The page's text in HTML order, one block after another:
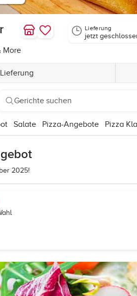
More
Lieferung
jetzt
Lieferung
Gerichte suchen
Salate Pizza-Angebote Pizza
2025!